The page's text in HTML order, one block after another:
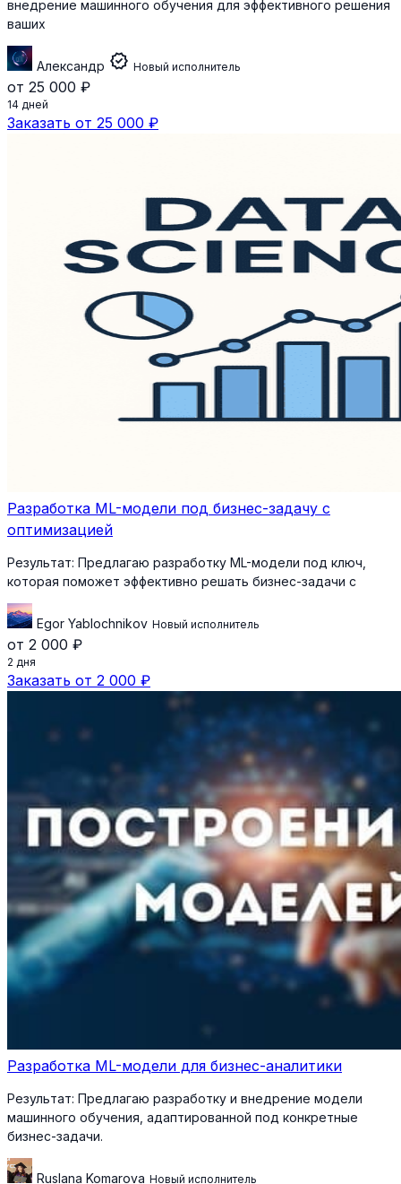
внедрение машинного обучения для эффективного решения
ваших
Александр verified Новый исполнитель
от 25 000 ₽
14 дней
Заказать от 25 000 ₽
Разработка ML-модели под бизнес-задачу с
оптимизацией
Результат: Предлагаю разработку ML-модели под ключ,
которая поможет эффективно решать бизнес-задачи с
Egor Yablochnikov Новый исполнитель
от 2 000 ₽
2 дня
Заказать от 2 000 ₽
Разработка ML-модели для бизнес-аналитики
Результат: Предлагаю разработку и внедрение модели
машинного обучения, адаптированной под конкретные
бизнес-задачи.
Ruslana Komarova Новый исполнитель